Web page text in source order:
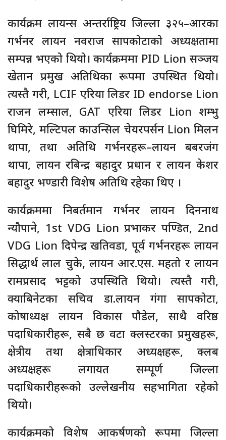
कार्यक्रम लायन्स अन्तर्राष्ट्रिय जिल्ला ३२५–आरका
गर्भनर लायन नवराज सापकोटाको अध्यक्षतामा
सम्पन्न भएको थियो। कार्यक्रममा PID Lion सञ्जय
खेतान प्रमुख अतिथिका रूपमा उपस्थित थियो।
त्यस्तै गरी, LCIF एरिया लिडर ID endorse Lion
राजन लम्साल, GAT एरिया लिडर Lion शम्भु
घिमिरे, मल्टिपल काउन्सिल चेयरपर्सन Lion मिलन
थापा, तथा अतिथि गर्भनरहरू–लायन बबरजंग
थापा, लायन रबिन्द्र बहादुर प्रधान र लायन केशर
बहादुर भण्डारी विशेष अतिथि रहेका थिए ।
कार्यक्रममा निबर्तमान गर्भनर लायन दिननाथ
न्यौपाने, 1st VDG Lion प्रभाकर पण्डित, 2nd
VDG Lion दिपेन्द्र खतिवडा, पूर्व गर्भनरहरू लायन
सिद्धार्थ लाल चुके, लायन आर.एस. महतो र लायन
रामप्रसाद भट्टको उपस्थिति थियो। त्यस्तै गरी,
क्याबिनेटका सचिव डा.लायन गंगा सापकोटा,
कोषाध्यक्ष लायन विकास पौडेल, साथै वरिष्ठ
पदाधिकारीहरू, सबै छ वटा क्लस्टरका प्रमुखहरू,
क्षेत्रीय तथा क्षेत्राधिकार अध्यक्षहरू, क्लब
अध्यक्षहरू लगायत सम्पूर्ण जिल्ला
पदाधिकारीहरूको उल्लेखनीय सहभागिता रहेको
थियो।
कार्यक्रमको विशेष आकर्षणको रूपमा जिल्ला